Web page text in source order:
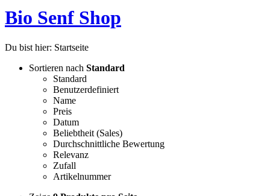
Bio Senf Shop
Du bist hier: Startseite
Sortieren nach Standard
Standard
Benutzerdefiniert
Name
Preis
Datum
Beliebtheit (Sales)
Durchschnittliche Bewertung
Relevanz
Zufall
Artikelnummer